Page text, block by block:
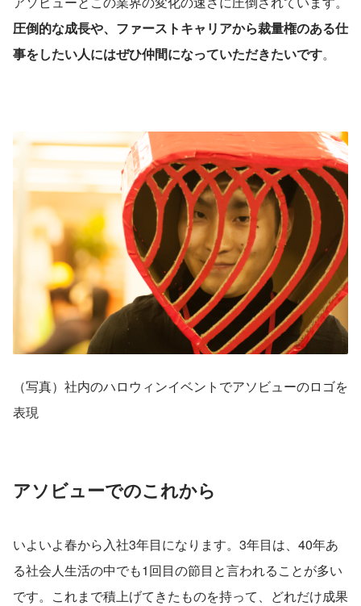
圧倒的な成長や、ファーストキャリアから裁量権のある仕
事をしたい人にはぜひ仲間になっていただきたいです。
（写真）社内のハロウィンイベントでアソビューのロゴを
表現
アソビューでのこれから
いよいよ春から入社3年目になります。3年目は、40年あ
る社会人生活の中でも1回目の節目と言われることが多い
です。これまで積上げてきたものを持って、どれだけ成果